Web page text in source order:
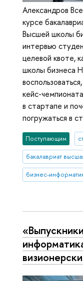
Александров
курсе
Высшей школы
интервью
целевой квоте,
школы бизнеса
кейс-
в стартапе и
погружаться в
Поступающим
бакалавриат
бизнес-